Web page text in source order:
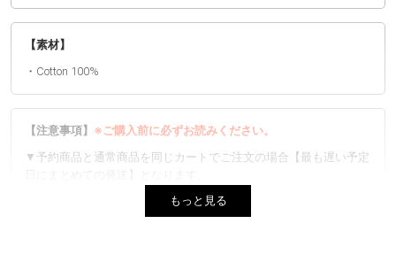
【素材】
・Cotton 100%
【注意事項】 ※ご購入前に必ずお読みください。
▼予約商品と通常商品を同じカートでご注文の場合【最も遅い予定
▼生産時期やカラーによってネームタグ、素材など異なる場合がご
もっと見る